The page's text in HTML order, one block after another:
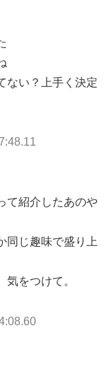
ない？上手く決定
て紹介したあのや
同じ趣味で盛り上
をつけて。